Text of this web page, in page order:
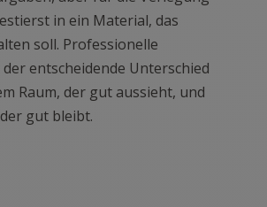
in ein Material, das
soll. Professionelle
entscheidende Unterschied
Raum, der gut aussieht, und
gut bleibt.